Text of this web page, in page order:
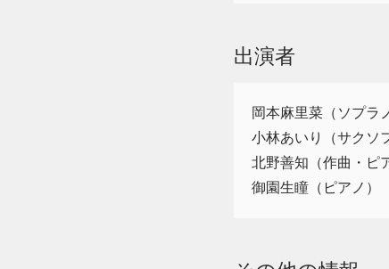
出演者
岡本麻里菜（ソプラ
小林あいり（サクソ
北野善知（作曲・ピ
御園生瞳（ピアノ）